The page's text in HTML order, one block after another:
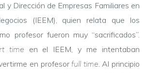
y Dirección de Empresas Familiares en
(IEEM), quien relata que los
profesor fueron muy “sacrificados”.
time en el IEEM, y me intentaban
en profesorfull time. Al principio